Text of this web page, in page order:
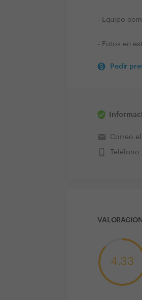
- Equipo
- Fotos en
Pedir
email Correo
phone_iphone Teléfono
4.33